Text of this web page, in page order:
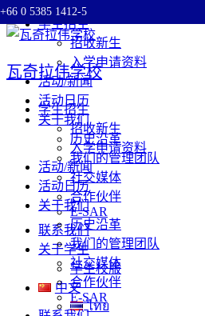
Skip
to
+66 0 5385 1412-5
瓦奇拉伟学校
学生招生
招收新生
入学申请资料
活动/新闻
活动日历
关于我们
历史沿革
我们的管理团队
社交媒体
合作伙伴
E-SAR
学生招生
招收新生
入学申请资料
活动/新闻
活动日历
关于我们
历史沿革
我们的管理团队
社交媒体
合作伙伴
E-SAR
联系我们
关于学生
学生校服
中文
ไทย